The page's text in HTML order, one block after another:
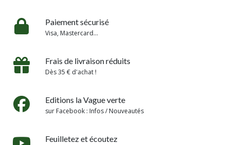
Paiement sécurisé
Visa, Mastercard...
Frais de livraison réduits
Dès 35 € d'achat !
Editions la Vague verte
sur Facebook : Infos / Nouveautés
Feuilletez et écoutez